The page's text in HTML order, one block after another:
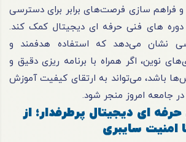
و فراهم سازی فرصت‌های برابر برای دسترسی
دوره های فنی حرفه ای دیجیتال کمک کند.
نشان می‌دهد که استفاده هدفمند و
نوین، اگر همراه با برنامه ریزی دقیق و
باشد، می‌تواند به ارتقای کیفیت آموزش
در جامعه امروز منجر شود.
ای دیجیتال پرطرفدار؛ از
امنیت سایبری